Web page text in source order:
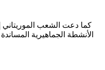
كما دعت الشعب الموريتاني
الأنشطة الجماهيرية